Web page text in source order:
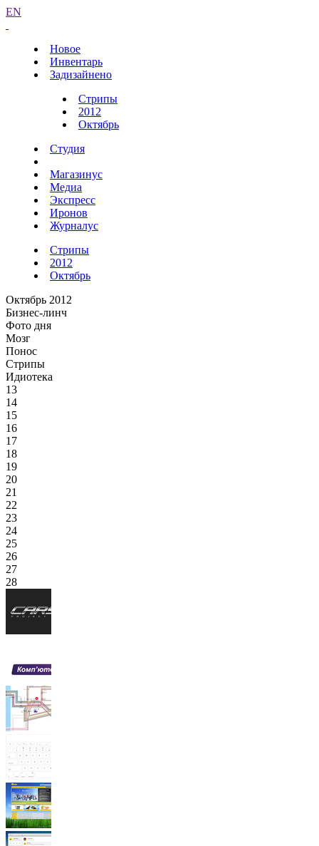
EN
Новое
Инвентарь
Задизайнено
Стрипы
2012
Октябрь
Студия
Магазинус
Медиа
Экспресс
Иронов
Журналус
Стрипы
2012
Октябрь
Октябрь 2012
Бизнес-линч
Фото дня
Мозг
Понос
Стрипы
Идиотека
13
14
15
16
17
18
19
20
21
22
23
24
25
26
27
28